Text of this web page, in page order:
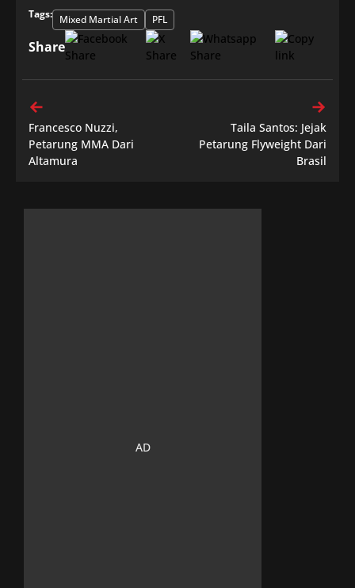
Tags: Mixed Martial Art PFL
Share
Francesco Nuzzi,
Petarung MMA Dari
Altamura
Taila Santos: Jejak
Petarung Flyweight Dari
Brasil